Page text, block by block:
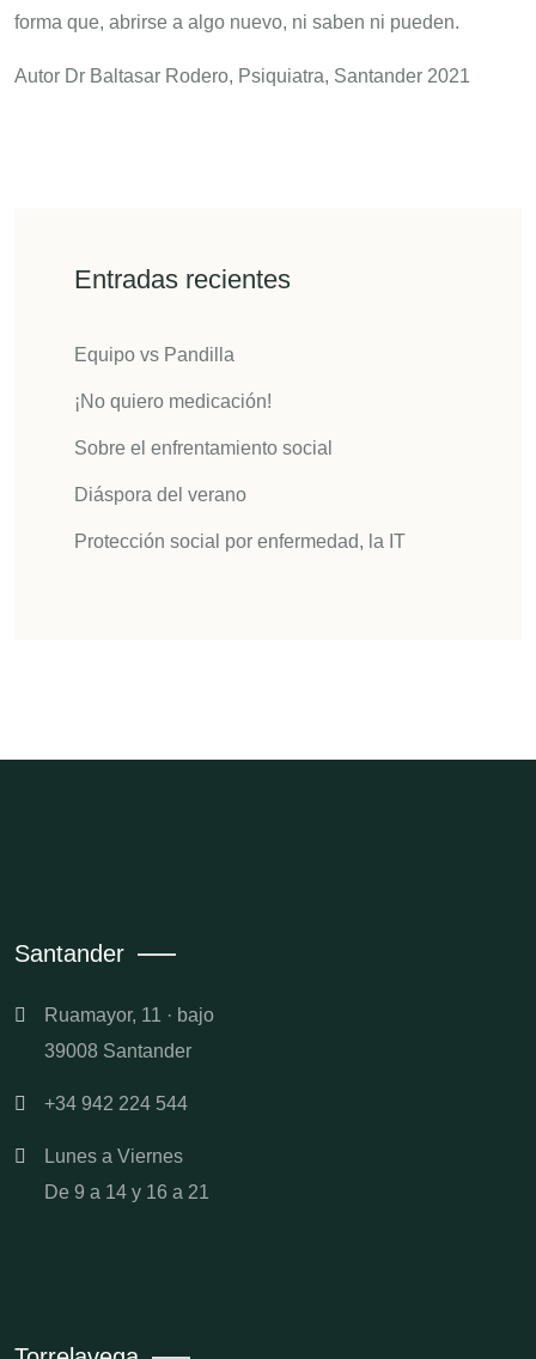
forma que, abrirse a algo nuevo, ni saben ni pueden.
Autor Dr Baltasar Rodero, Psiquiatra, Santander 2021
Entradas recientes
Equipo vs Pandilla
¡No quiero medicación!
Sobre el enfrentamiento social
Diáspora del verano
Protección social por enfermedad, la IT
Santander
Ruamayor, 11 · bajo
39008 Santander
+34 942 224 544
Lunes a Viernes
De 9 a 14 y 16 a 21